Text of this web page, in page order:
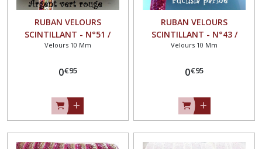
RUBAN VELOURS
SCINTILLANT - N°51 /
ARGENT VERT ROUGE ** 10
GLITTER - Vendu au mètre
Velours 10 Mm
0€95
RUBAN VELOURS
SCINTILLANT - N°43 /
FUCHSIA PARME ** 10 mm
GLITTER - Vendu au mètre
Velours 10 Mm
0€95